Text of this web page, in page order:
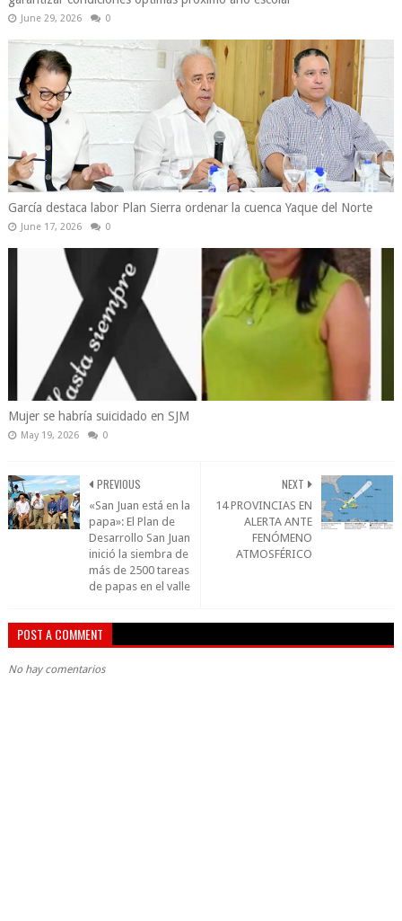
June 29, 2026 0
García destaca labor Plan Sierra ordenar la cuenca Yaque del Norte
June 17, 2026 0
Mujer se habría suicidado en SJM
May 19, 2026 0
NEXT
14 PROVINCIAS EN
ALERTA ANTE
FENÓMENO
ATMOSFÉRICO
PREVIOUS
«San Juan está en la
papa»: El Plan de
Desarrollo San Juan
inició la siembra de
más de 2500 tareas
de papas en el valle
POST A COMMENT
No hay comentarios